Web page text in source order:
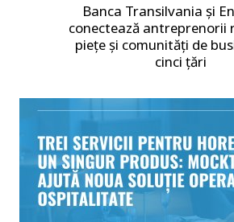
Banca Transilvania și
conectează antreprenorii
piețe și comunități de
cinci țări